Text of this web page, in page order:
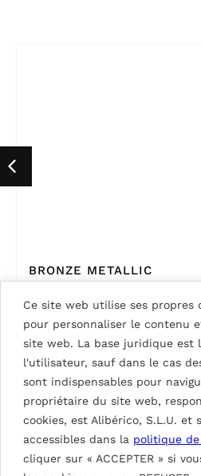
Ce site web utilise ses propres
pour personnaliser le contenu
site web. La base juridique est
l'utilisateur, sauf dans le cas
sont indispensables pour
propriétaire du site web,
cookies, est Alibérico, S.L.U. et
accessibles dans la politique
cliquer sur « ACCEPTER » si
BRONZE METALLIC
VOIR TOUTES
PRINCE MOULAY